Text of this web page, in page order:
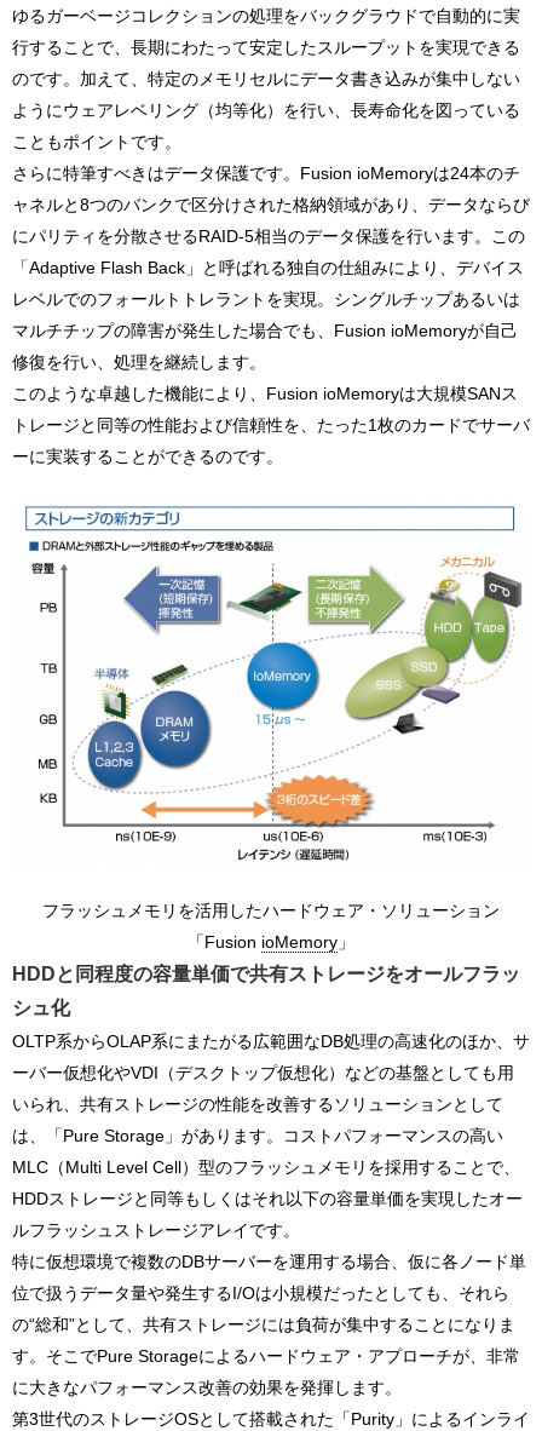
ゆるガーベージコレクションの処理をバックグラウドで自動的に実
行することで、長期にわたって安定したスループットを実現できる
のです。加えて、特定のメモリセルにデータ書き込みが集中しない
ようにウェアレベリング（均等化）を行い、長寿命化を図っている
こともポイントです。
さらに特筆すべきはデータ保護です。Fusion ioMemoryは24本のチ
ャネルと8つのバンクで区分けされた格納領域があり、データならび
にパリティを分散させるRAID-5相当のデータ保護を行います。この
「Adaptive Flash Back」と呼ばれる独自の仕組みにより、デバイス
レベルでのフォールトトレラントを実現。シングルチップあるいは
マルチチップの障害が発生した場合でも、Fusion ioMemoryが自己
修復を行い、処理を継続します。
このような卓越した機能により、Fusion ioMemoryは大規模SANス
トレージと同等の性能および信頼性を、たった1枚のカードでサーバ
ーに実装することができるのです。
フラッシュメモリを活用したハードウェア・ソリューション
「Fusion ioMemory 」
HDDと同程度の容量単価で共有ストレージをオールフラッ
シュ化
OLTP系からOLAP系にまたがる広範囲なDB処理の高速化のほか、サ
ーバー仮想化やVDI（デスクトップ仮想化）などの基盤としても用
いられ、共有ストレージの性能を改善するソリューションとして
は、「Pure Storage」があります。コストパフォーマンスの高い
MLC（Multi Level Cell）型のフラッシュメモリを採用することで、
HDDストレージと同等もしくはそれ以下の容量単価を実現したオー
ルフラッシュストレージアレイです。
特に仮想環境で複数のDBサーバーを運用する場合、仮に各ノード単
位で扱うデータ量や発生するI/Oは小規模だったとしても、それら
の“総和”として、共有ストレージには負荷が集中することになりま
す。そこでPure Storageによるハードウェア・アプローチが、非常
に大きなパフォーマンス改善の効果を発揮します。
第3世代のストレージOSとして搭載された「Purity」によるインライ